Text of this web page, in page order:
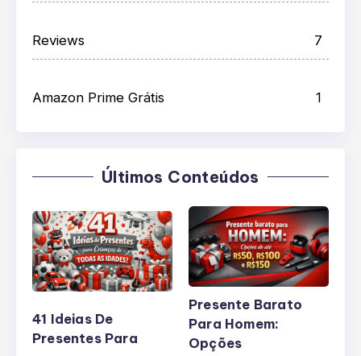
Reviews 7
Amazon Prime Grátis 1
Últimos Conteúdos
41 Ideias De
Presentes Para
Presente Barato
Para Homem:
Opções